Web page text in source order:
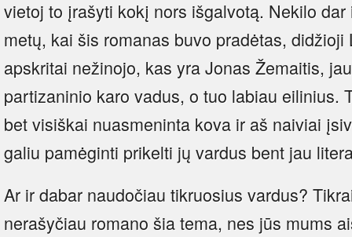
vietoj to įrašyti kokį nors išgalvotą. Nekilo
metų, kai šis romanas buvo pradėtas,
apskritai nežinojo, kas yra Jonas Žemaitis,
partizaninio karo vadus, o tuo labiau eilinius.
bet visiškai nuasmeninta kova ir aš naiviai
galiu pamėginti prikelti jų vardus bent jau
Ar ir dabar naudočiau tikruosius vardus?
nerašyčiau romano šia tema, nes jūs mums